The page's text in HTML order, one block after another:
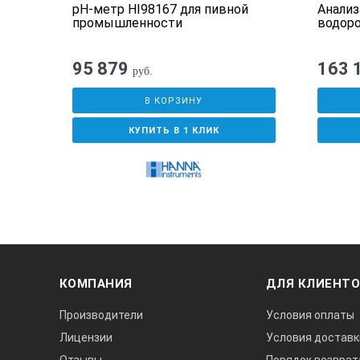
рН-метр HI98167 для пивной
промышленности
95 879 руб.
В КОРЗИНУ
КУПИТЬ В 1 КЛИК
163
КОМПАНИЯ
Производители
Лицензии
ДЛЯ
Условия оплаты
Условия